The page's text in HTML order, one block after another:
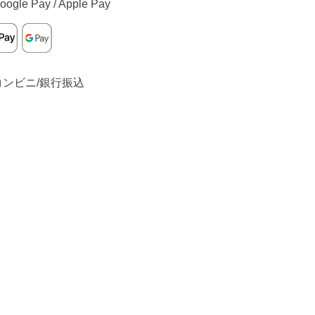
Pay / Apple Pay
ンビニ/銀行振込